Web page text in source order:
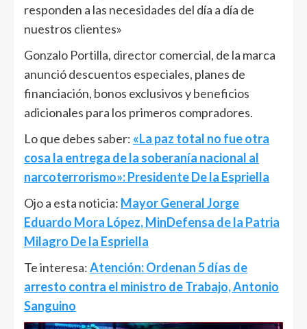
responden a las necesidades del día a día de
nuestros clientes»
Gonzalo Portilla, director comercial, de la marca
anunció descuentos especiales, planes de
financiación, bonos exclusivos y beneficios
adicionales para los primeros compradores.
Lo que debes saber: «La paz total no fue otra
cosa la entrega de la soberanía nacional al
narcoterrorismo»: Presidente De la Espriella
Ojo a esta noticia: Mayor General Jorge
Eduardo Mora López, MinDefensa de la Patria
Milagro De la Espriella
Te interesa:Atención: Ordenan 5 días de
arresto contra el ministro de Trabajo, Antonio
Sanguino